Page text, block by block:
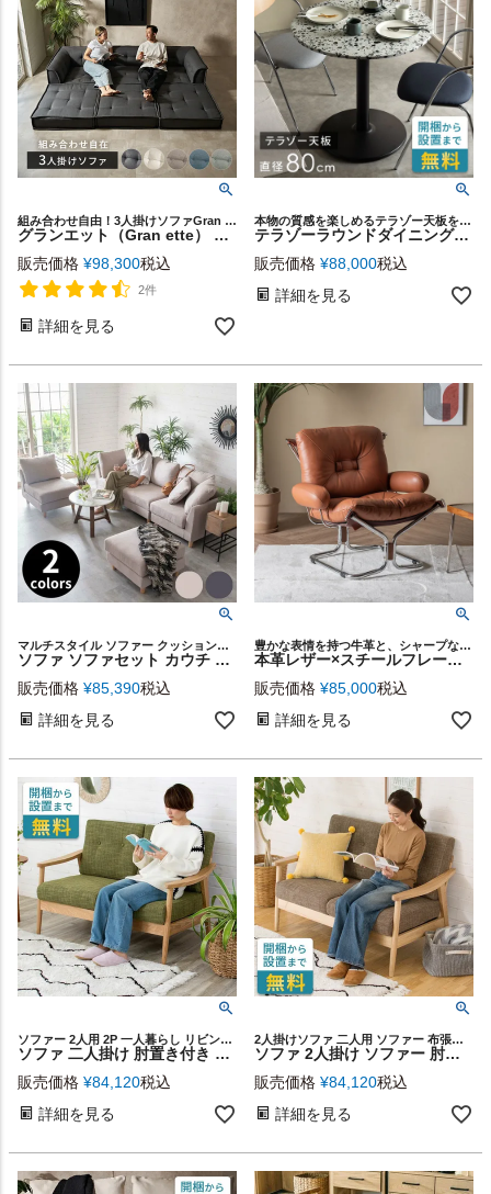
組み合わせ自由！3人掛けソファGran ette
グランエット（Gran ette） 3人掛けソファ(6ピースセット) [stc-ge-3p-c]
販売価格 ¥98,300税込
2件
詳細を見る
本物の質感を楽しめるテラゾー天板を採用したラウンドテーブル
テラゾーラウンドダイニングテーブル 直径80cm グレー / ブラック[stc-6727]
販売価格 ¥88,000税込
詳細を見る
マルチスタイル ソファー クッション付き 布張り 2人 ～ 5人掛け
ソファ ソファセット カウチ ポリエステル ベージュ グレー [91491]【 カウチソファ ローソファ ２WAY 1P 2P コーナー オットマン ファブリック 奥行73 座面高39 おしゃれ シンプル ナチュラル モダン 北欧 リゾート リビング ダブルカウチ ロングカウチ 組替え可能】
販売価格 ¥85,390税込
詳細を見る
豊かな表情を持つ牛革と、シャープなスチールフレーム、温もりを添えるウォルナットを組み合わせた異素材デザイン
本革レザー×スチールフレームのヴィンテージモダンな1人掛けリラックスチェア [67321]
販売価格 ¥85,000税込
詳細を見る
ソファー 2人用 2P 一人暮らし リビング ナチュラル シンプル
ソファ 二人掛け 肘置き付き 幅127cm 木製 グリーン 緑 ファブリック 完成品 [91194]【 ソファー ひじ掛け アームソファ 2人掛け 2.5人掛け 肘掛け おしゃれ 布製 布張り 木肘 生地 コンパクト シリーズ カウチ 北欧 カフェ風 西海岸 】
販売価格 ¥84,120税込
詳細を見る
2人掛けソファ 二人用 ソファー 布張り 木製 ブラウン リビング
ソファ 2人掛け ソファー 肘付き 天然木 91180 【 二人掛けソファ アームソファ アームチェア おしゃれ 2P 2Pソファ 布 ファブリック 肘掛け 木肘 幅127cm 小さめ 茶 クッション 取り外し インテリア カフェ 北欧 西海岸 モダン 】
販売価格 ¥84,120税込
詳細を見る